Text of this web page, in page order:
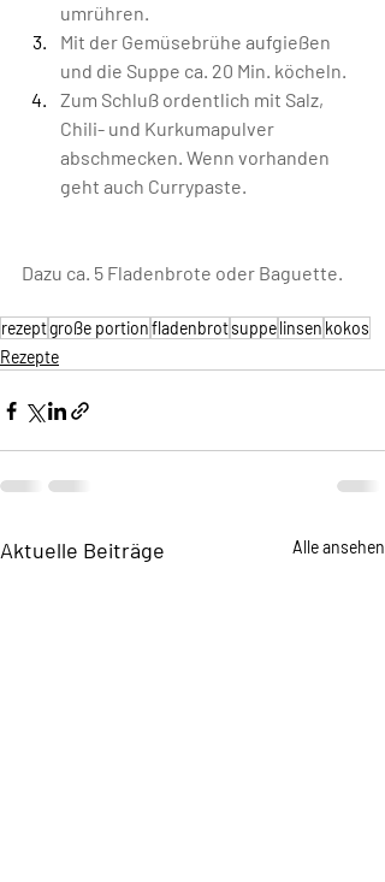
umrühren.
Mit der Gemüsebrühe aufgießen
und die Suppe ca. 20 Min. köcheln.
Zum Schluß ordentlich mit Salz,
Chili- und Kurkumapulver
abschmecken. Wenn vorhanden
geht auch Currypaste.
Dazu ca. 5 Fladenbrote oder Baguette.
rezeptgroße portionfladenbrotsuppelinsen kokos
Rezepte
Aktuelle Beiträge Alle ansehen